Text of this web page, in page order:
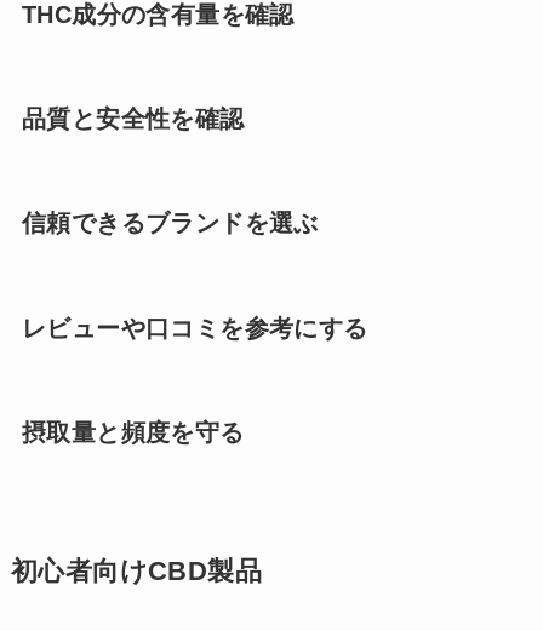
THC成分の含有量を確認
品質と安全性を確認
信頼できるブランドを選ぶ
レビューや口コミを参考にする
摂取量と頻度を守る
初心者向けCBD製品